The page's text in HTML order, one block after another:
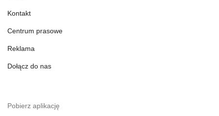
Kontakt
Centrum prasowe
Reklama
Dołącz do nas
Pobierz aplikację